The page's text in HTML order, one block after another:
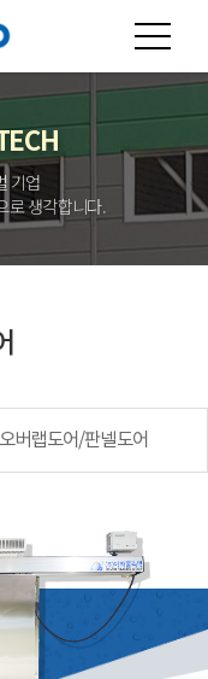
기업
로 생각합니다.
오버랩도어/판넬도어